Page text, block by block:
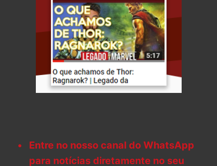
Entre no nosso canal do WhatsApp
para notícias diretamente no seu